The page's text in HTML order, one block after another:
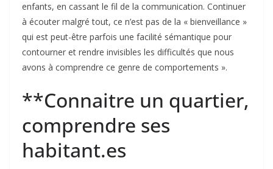
enfants, en cassant le fil de la communication. Continuer
à écouter malgré tout, ce n’est pas de la « bienveillance »
qui est peut-être parfois une facilité sémantique pour
contourner et rendre invisibles les difficultés que nous
avons à comprendre ce genre de comportements ».
**Connaitre un quartier,
comprendre ses
habitant.es